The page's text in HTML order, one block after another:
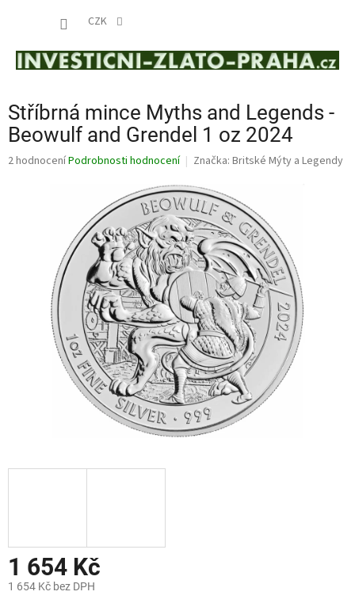
CZK
Stříbrná mince Myths and Legends -
Beowulf and Grendel 1 oz 2024
Průměrné
hvězdiček.
2 hodnoceníPodrobnosti hodnocení Značka: Britské Mýty a Legendy
1 654 Kč
1 654 Kč bez DPH